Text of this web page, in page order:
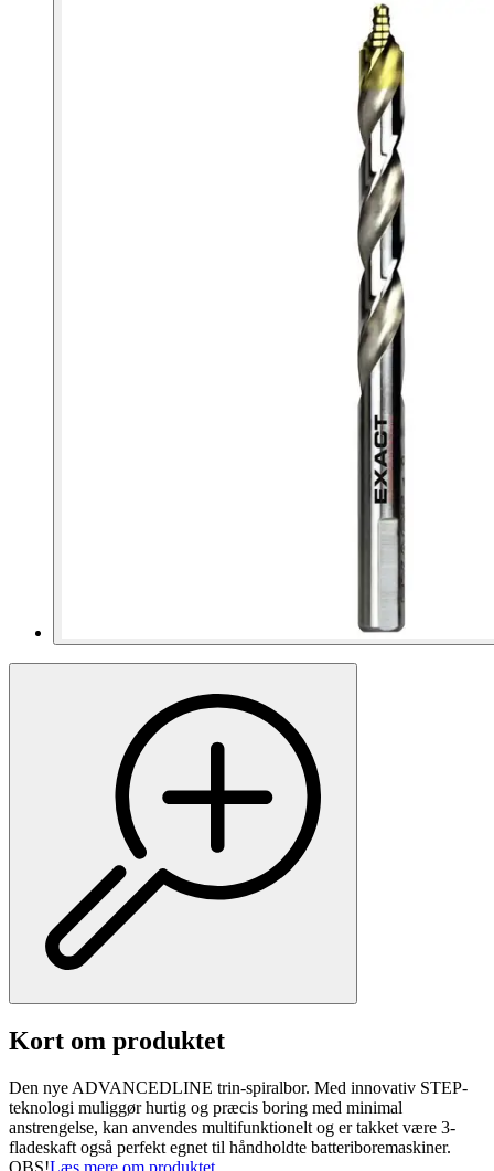
Kort om produktet
Den nye ADVANCEDLINE trin-spiralbor. Med innovativ STEP-
teknologi muliggør hurtig og præcis boring med minimal
anstrengelse, kan anvendes multifunktionelt og er takket være 3-
fladeskaft også perfekt egnet til håndholdte batteriboremaskiner.